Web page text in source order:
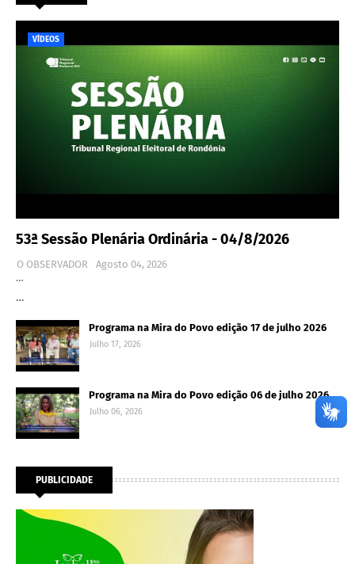
VÍDEOS
53ª Sessão Plenária Ordinária - 04/8/2026
O OBSERVADOR
Agosto 04, 2026
…
…
Programa na Mira do Povo edição 17 de julho 2026
Julho 17, 2026
Programa na Mira do Povo edição 06 de julho 2026
Julho 06, 2026
PUBLICIDADE